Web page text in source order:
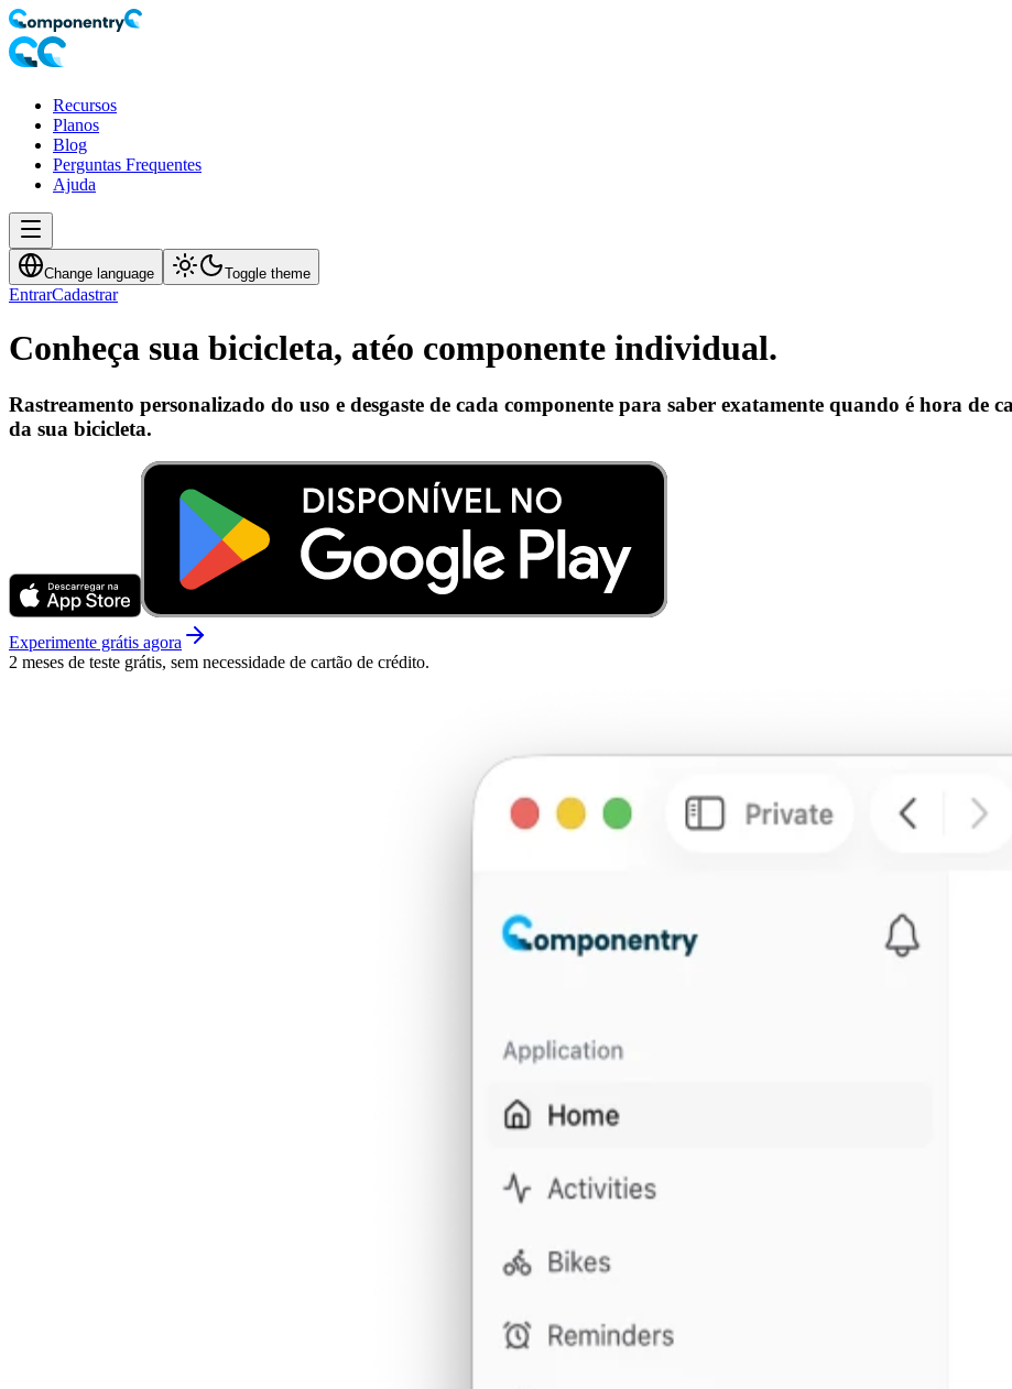
Recursos
Planos
Blog
Perguntas Frequentes
Ajuda
Change language Toggle theme
EntrarCadastrar
Conheça sua bicicleta, atéo componente individual.
Rastreamento personalizado do uso e desgaste de cada componente para saber exatamente quando é hora de
da sua bicicleta.
Experimente grátis agora
2 meses de teste grátis, sem necessidade de cartão de crédito.